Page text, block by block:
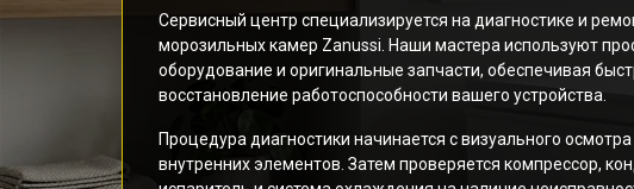
Сервисный центр специализируется на диагностике и
морозильных камер Zanussi. Наши мастера используют
оборудование и оригинальные запчасти, обеспечивая
восстановление работоспособности вашего устройства.
Процедура диагностики начинается с визуального осмотра
внутренних элементов. Затем проверяется компрессор,